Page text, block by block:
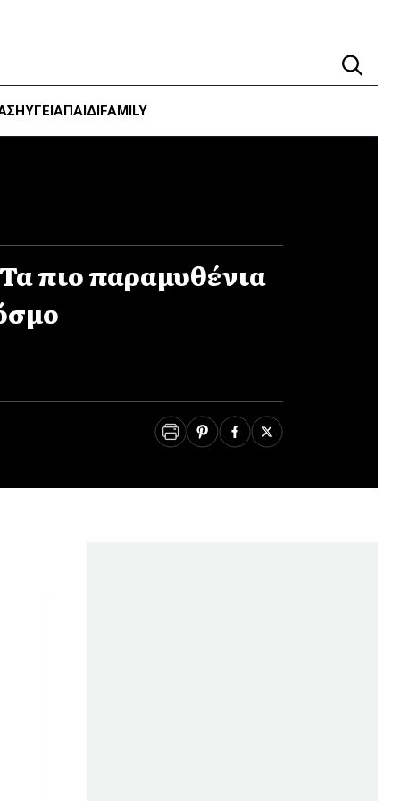
ΥΓΕΊΑΠΑΙΔΙFAMILY
πιο παραμυθένια